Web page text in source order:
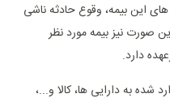
این بیمه، وقوع حادثه ناشی
صورت نیز بیمه مورد نظر
دارد.
شده به دارایی ها، کالا و...،